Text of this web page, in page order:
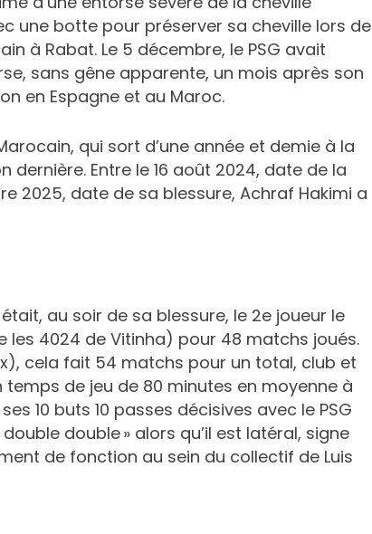
une botte pour préserver sa cheville lors de
à Rabat. Le 5 décembre, le PSG avait
sans gêne apparente, un mois après son
en Espagne et au Maroc.
qui sort d’une année et demie à la
Entre le 16 août 2024, date de la
2025, date de sa blessure, Achraf Hakimi a
au soir de sa blessure, le 2e joueur le
les 4024 de Vitinha) pour 48 matchs joués.
cela fait 54 matchs pour un total, club et
de jeu de 80 minutes en moyenne à
10 buts 10 passes décisives avec le PSG
double » alors qu’il est latéral, signe
de fonction au sein du collectif de Luis